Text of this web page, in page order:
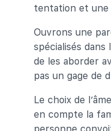
tentation et une
Ouvrons une
spécialisés
de les aborder
pas un gage de
Le choix de
en compte la